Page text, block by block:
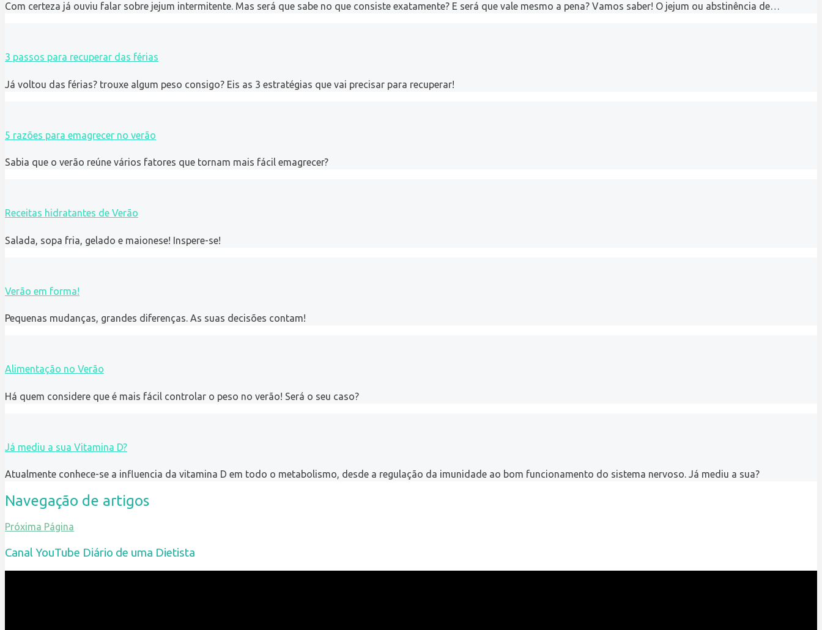
Com certeza já ouviu falar sobre jejum intermitente. Mas será que sabe no que consiste exatamente? E será que vale mesmo a pena? Vamos saber! O jejum ou abstinência de…
3 passos para recuperar das férias
Já voltou das férias? trouxe algum peso consigo? Eis as 3 estratégias que vai precisar para recuperar!
5 razões para emagrecer no verão
Sabia que o verão reúne vários fatores que tornam mais fácil emagrecer?
Receitas hidratantes de Verão
Salada, sopa fria, gelado e maionese! Inspere-se!
Verão em forma!
Pequenas mudanças, grandes diferenças. As suas decisões contam!
Alimentação no Verão
Há quem considere que é mais fácil controlar o peso no verão! Será o seu caso?
Já mediu a sua Vitamina D?
Atualmente conhece-se a influencia da vitamina D em todo o metabolismo, desde a regulação da imunidade ao bom funcionamento do sistema nervoso. Já mediu a sua?
Navegação de artigos
Próxima Página
Canal YouTube Diário de uma Dietista